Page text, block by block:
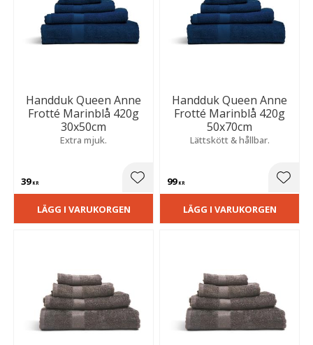
Handduk Queen Anne
Frotté Marinblå 420g
30x50cm
Extra mjuk.
39KR Lägg till i favoriter
LÄGG I VARUKORGEN
Handduk Queen Anne
Frotté Marinblå 420g
50x70cm
Lättskött & hållbar.
99KR
LÄGG I VARUKORGEN